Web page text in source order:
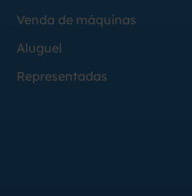
Venda de máquinas
Aluguel
Representadas